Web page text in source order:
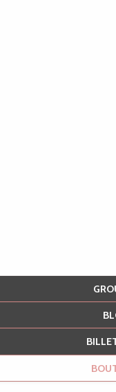
nos épingles
voyage,
pleine nature,
moments de
Pinterest et
!